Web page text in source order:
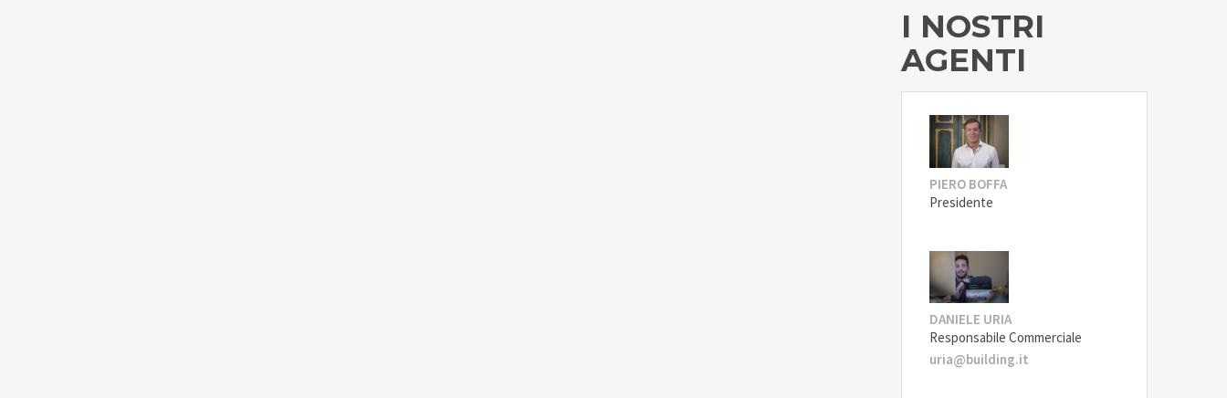
I NOSTRI
AGENTI
PIERO BOFFA
Presidente
DANIELE URIA
Responsabile Commerciale
uria@building.it